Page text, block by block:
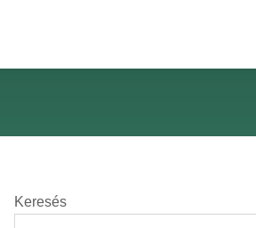
Keresés